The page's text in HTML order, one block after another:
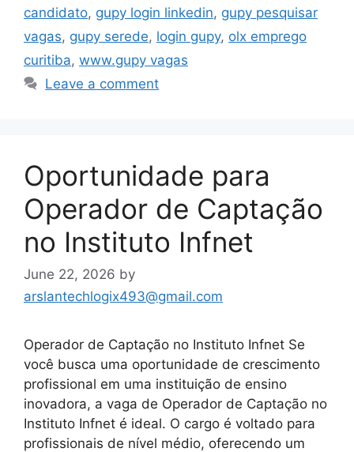
candidato, gupy login linkedin, gupy pesquisar
vagas, gupy serede, login gupy, olx emprego
curitiba, www.gupy vagas
Leave a comment
Oportunidade para
Operador de Captação
no Instituto Infnet
June 22, 2026 by
arslantechlogix493@gmail.com
Operador de Captação no Instituto Infnet Se
você busca uma oportunidade de crescimento
profissional em uma instituição de ensino
inovadora, a vaga de Operador de Captação no
Instituto Infnet é ideal. O cargo é voltado para
profissionais de nível médio, oferecendo um